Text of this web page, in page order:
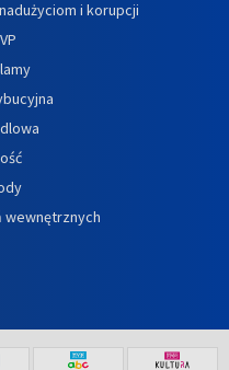
i korupcji
wewnętrznych